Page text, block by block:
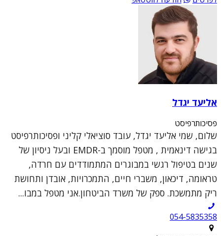
אליעד יגדל
פסיכותרפיסט
שלום, שמי אליעד יגדל, עובד סוציאלי קליני ופסיכותרפיסט
בגישה דינאמית , מטפל מוסמך ב-EMDR ובעל ניסיון של
שנים בטיפול רגשי במבוגרים המתמודדים עם חרדה,
טראומה, דיכאון, משברי חיים, התמכרויות, אובדן ותחושת
ריק מתמשכת. ספק של משרד הביטחון.אני מטפל במבו...
054-5835358